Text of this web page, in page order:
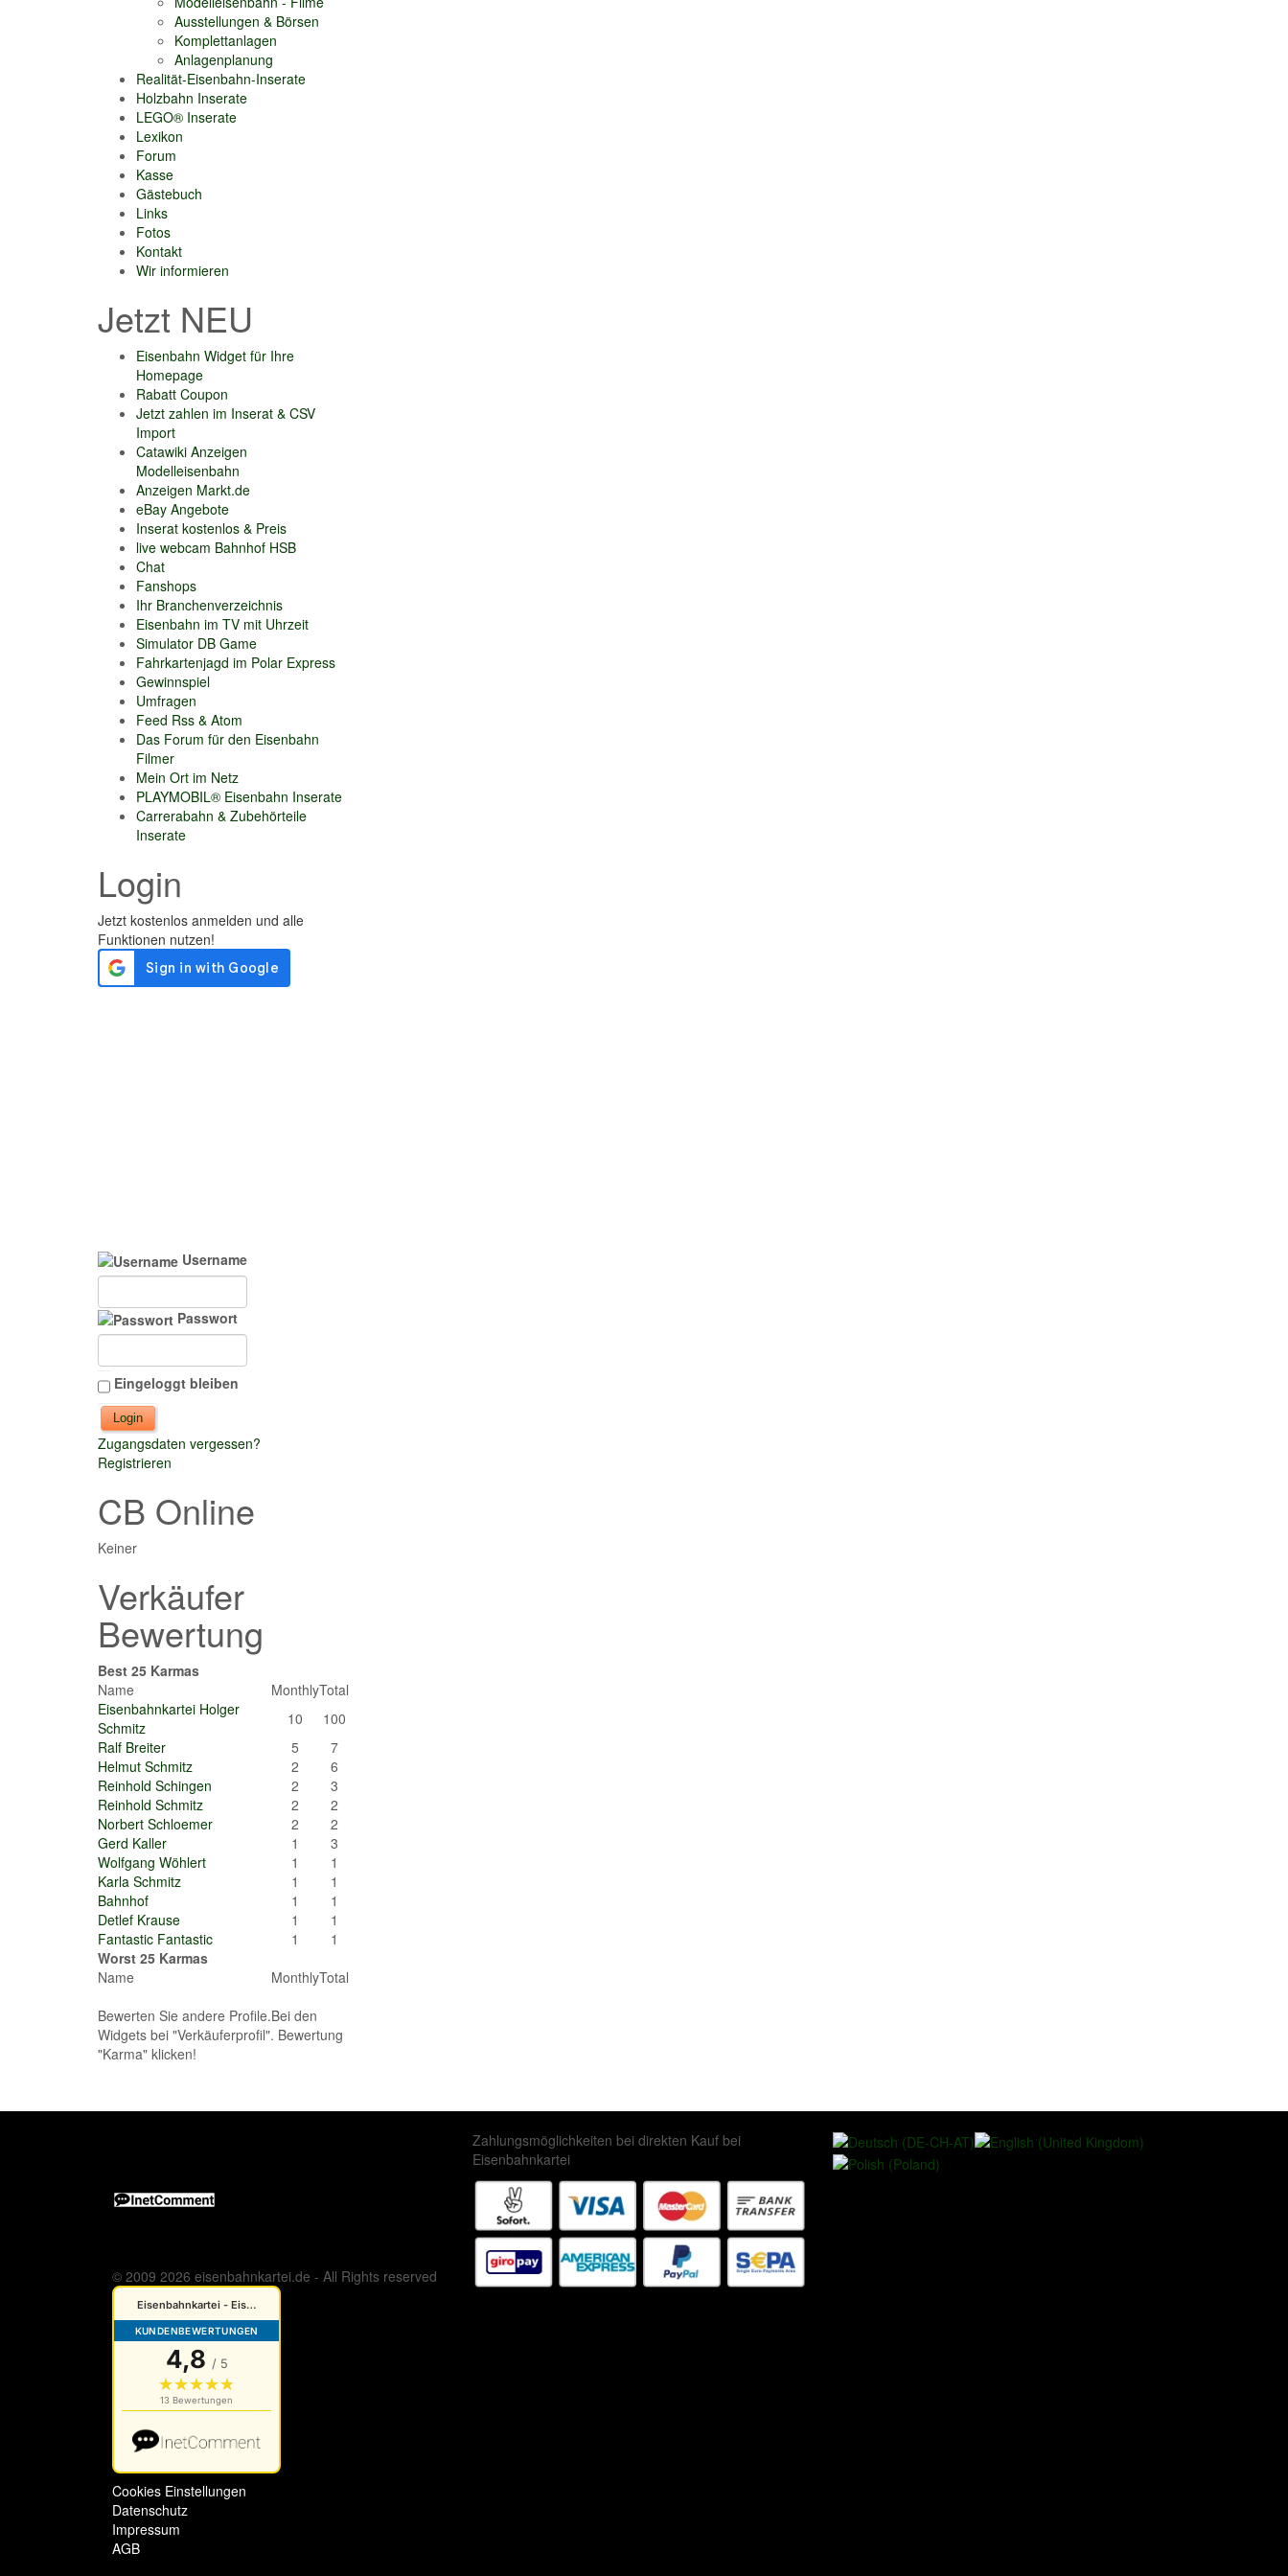
Ausstellungen & Börsen
Komplettanlagen
Anlagenplanung
Realität-Eisenbahn-Inserate
Holzbahn Inserate
LEGO® Inserate
Lexikon
Forum
Kasse
Gästebuch
Links
Fotos
Kontakt
Wir informieren
Jetzt NEU
Eisenbahn Widget für Ihre
Homepage
Rabatt Coupon
Jetzt zahlen im Inserat & CSV
Import
Catawiki Anzeigen
Modelleisenbahn
Anzeigen Markt.de
eBay Angebote
Inserat kostenlos & Preis
live webcam Bahnhof HSB
Chat
Fanshops
Ihr Branchenverzeichnis
Eisenbahn im TV mit Uhrzeit
Simulator DB Game
Fahrkartenjagd im Polar Express
Gewinnspiel
Umfragen
Feed Rss & Atom
Das Forum für den Eisenbahn
Filmer
Mein Ort im Netz
PLAYMOBIL® Eisenbahn Inserate
Carrerabahn & Zubehörteile
Inserate
Login
Username
Passwort
Eingeloggt bleiben
Zugangsdaten vergessen?
Registrieren
CB Online
Keiner
Verkäufer
Bewertung
Best 25 Karmas
Name
MonthlyTotal
Eisenbahnkartei Holger
Schmitz
10
100
Ralf Breiter
5
7
Helmut Schmitz
2
6
Reinhold Schingen
2
3
Reinhold Schmitz
2
2
Norbert Schloemer
2
2
Gerd Kaller
1
3
Wolfgang Wöhlert
1
1
Karla Schmitz
1
1
Bahnhof
1
1
Detlef Krause
1
1
Fantastic Fantastic
1
1
Worst 25 Karmas
Name
MonthlyTotal
Bewerten Sie andere Profile.Bei den
Widgets bei "Verkäuferprofil". Bewertung
"Karma" klicken!
© 2009 2026 eisenbahnkartei.de - All Rights reserved
Cookies Einstellungen
Datenschutz
Impressum
AGB
Zahlungsmöglichkeiten bei direkten Kauf bei
Eisenbahnkartei